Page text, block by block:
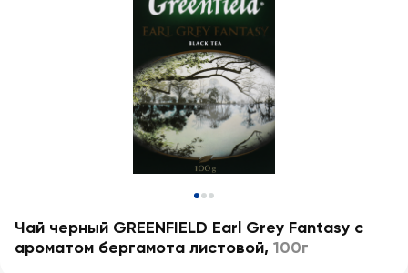
Чай черный GREENFIELD Earl Grey Fantasy с
ароматом бергамота листовой, 100г